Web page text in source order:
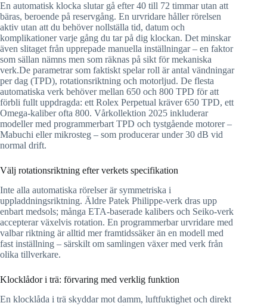
En automatisk klocka slutar gå efter 40 till 72 timmar utan att
bäras, beroende på reservgång. En urvridare håller rörelsen
aktiv utan att du behöver nollställa tid, datum och
komplikationer varje gång du tar på dig klockan. Det minskar
även slitaget från upprepade manuella inställningar – en faktor
som sällan nämns men som räknas på sikt för mekaniska
verk.De parametrar som faktiskt spelar roll är antal vändningar
per dag (TPD), rotationsriktning och motorljud. De flesta
automatiska verk behöver mellan 650 och 800 TPD för att
förbli fullt uppdragda: ett Rolex Perpetual kräver 650 TPD, ett
Omega-kaliber ofta 800. Vårkollektion 2025 inkluderar
modeller med programmerbart TPD och tystgående motorer –
Mabuchi eller mikrosteg – som producerar under 30 dB vid
normal drift.
Välj rotationsriktning efter verkets specifikation
Inte alla automatiska rörelser är symmetriska i
uppladdningsriktning. Äldre Patek Philippe-verk dras upp
enbart medsols; många ETA-baserade kalibers och Seiko-verk
accepterar växelvis rotation. En programmerbar urvridare med
valbar riktning är alltid mer framtidssäker än en modell med
fast inställning – särskilt om samlingen växer med verk från
olika tillverkare.
Klocklådor i trä: förvaring med verklig funktion
En klocklåda i trä skyddar mot damm, luftfuktighet och direkt